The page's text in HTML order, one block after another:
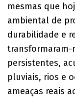
mesmas que
ambiental de
durabilidade e
transformaram-
persistentes,
pluviais, rios e
ameaças reais